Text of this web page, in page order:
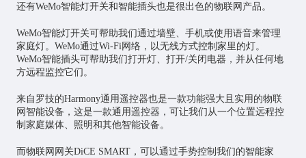
还有WeMo智能灯开关和智能插头也是很出色的物联网产品。
WeMo智能灯开关可帮助我们通过墙壁、手机或使用语音来管理
家庭灯。WeMo通过Wi-Fi网络，以无线方式控制家里的灯。
WeMo智能插头可帮助我们打开灯、打开/关闭电器，并从任何地
方远程监控它们。
来自罗技的Harmony通用遥控器也是一款功能强大且实用的物联
网智能设备，这是一款通用遥控器，可让我们从一个位置远程控
制家庭媒体、照明和其他智能设备。
而物联网网关DiCE SMART，可以通过手势控制我们的智能家